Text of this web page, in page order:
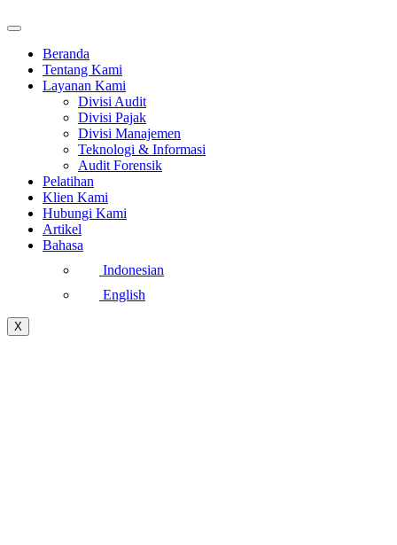
Beranda
Tentang Kami
Layanan Kami
Divisi Audit
Divisi Pajak
Divisi Manajemen
Teknologi & Informasi
Audit Forensik
Pelatihan
Klien Kami
Hubungi Kami
Artikel
Bahasa
Indonesian
English
X